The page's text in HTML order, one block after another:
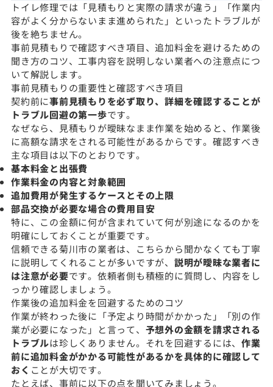
トイレ修理では「見積もりと実際の請求が違う」「作業内
容がよく分からないまま進められた」といったトラブルが
後を絶ちません。
事前見積もりで確認すべき項目、追加料金を避けるための
聞き方のコツ、工事内容を説明しない業者への注意点につ
いて解説します。
事前見積もりの重要性と確認すべき項目
契約前に事前見積もりを必ず取り、詳細を確認することが
トラブル回避の第一歩です。
なぜなら、見積もりが曖昧なまま作業を始めると、作業後
に高額な請求をされる可能性があるからです。確認すべき
主な項目は以下のとおりです。
基本料金と出張費
作業料金の内容と対象範囲
追加費用が発生するケースとその上限
部品交換が必要な場合の費用目安
特に、この金額に何が含まれていて何が別途になるのかを
明確にしておくことが重要です。
信頼できる菊川市の業者は、こちらから聞かなくても丁寧
に説明してくれることが多いですが、 説明が曖昧な業者に
は注意が必要です。依頼者側も積極的に質問し、内容をし
っかり確認しましょう。
作業後の追加料金を回避するためのコツ
作業が終わった後に「予定より時間がかかった」「別の作
業が必要になった」と言って、 予想外の金額を請求される
トラブルは珍しくありません。それを回避するには、 作業
前に追加料金がかかる可能性があるかを具体的に確認して
おく ことが大切です。
たとえば、事前に以下の点を聞いてみましょう。